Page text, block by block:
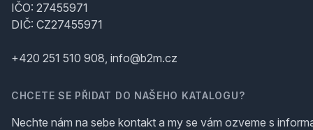
IČO: 27455971
DIČ: CZ27455971
+420 251 510 908, info@b2m.cz
CHCETE SE PŘIDAT DO NAŠEHO KATALOGU?
Nechte nám na sebe kontakt a my se vám ozveme s